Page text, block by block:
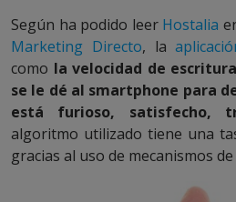
Según ha podido leer Hostalia
Marketing Directo, la
como la velocidad de
se le dé al smartphone para
está furioso, satisfecho,
algoritmo utilizado tiene una
gracias al uso de mecanismos